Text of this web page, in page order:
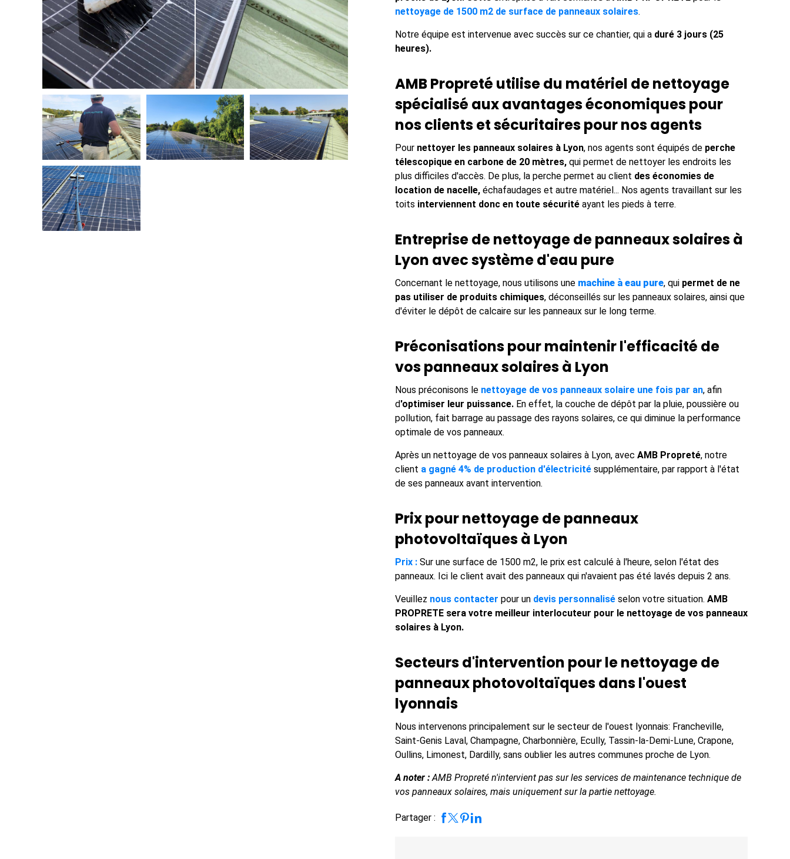
nettoyage de 1500 m2 de surface de panneaux solaires.
Notre équipe est intervenue avec succès sur ce chantier, qui a duré 3 jours (25
heures).
AMB Propreté utilise du matériel de nettoyage
spécialisé aux avantages économiques pour
nos clients et sécuritaires pour nos agents
Pour nettoyer les panneaux solaires à Lyon, nos agents sont équipés de perche
télescopique en carbone de 20 mètres, qui permet de nettoyer les endroits les
plus difficiles d'accès. De plus, la perche permet au client des économies de
location de nacelle, échafaudages et autre matériel... Nos agents travaillant sur les
toits interviennent donc en toute sécurité ayant les pieds à terre.
Entreprise de nettoyage de panneaux solaires à
Lyon avec système d'eau pure
Concernant le nettoyage, nous utilisons une machine à eau pure, qui permet de ne
pas utiliser de produits chimiques, déconseillés sur les panneaux solaires, ainsi que
d'éviter le dépôt de calcaire sur les panneaux sur le long terme.
Préconisations pour maintenir l'efficacité de
vos panneaux solaires à Lyon
Nous préconisons le nettoyage de vos panneaux solaire une fois par an, afin
d'optimiser leur puissance. En effet, la couche de dépôt par la pluie, poussière ou
pollution, fait barrage au passage des rayons solaires, ce qui diminue la performance
optimale de vos panneaux.
Après un nettoyage de vos panneaux solaires à Lyon, avec AMB Propreté, notre
client a gagné 4% de production d'électricité supplémentaire, par rapport à l'état
de ses panneaux avant intervention.
Prix pour nettoyage de panneaux
photovoltaïques à Lyon
Prix : Sur une surface de 1500 m2, le prix est calculé à l'heure, selon l'état des
panneaux. Ici le client avait des panneaux qui n'avaient pas été lavés depuis 2 ans.
Veuillez nous contacter pour un devis personnalisé selon votre situation. AMB
PROPRETE sera votre meilleur interlocuteur pour le nettoyage de vos panneaux
solaires à Lyon.
Secteurs d'intervention pour le nettoyage de
panneaux photovoltaïques dans l'ouest
lyonnais
Nous intervenons principalement sur le secteur de l'ouest lyonnais: Francheville,
Saint-Genis Laval, Champagne, Charbonnière, Ecully, Tassin-la-Demi-Lune, Crapone,
Oullins, Limonest, Dardilly, sans oublier les autres communes proche de Lyon.
A noter :AMB Propreté n'intervient pas sur les services de maintenance technique de
vos panneaux solaires, mais uniquement sur la partie nettoyage.
Partager :